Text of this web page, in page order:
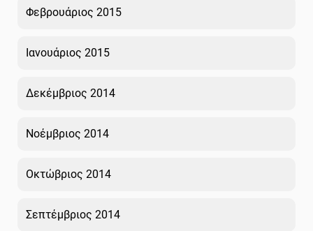
Φεβρουάριος 2015
Ιανουάριος 2015
Δεκέμβριος 2014
Νοέμβριος 2014
Οκτώβριος 2014
Σεπτέμβριος 2014